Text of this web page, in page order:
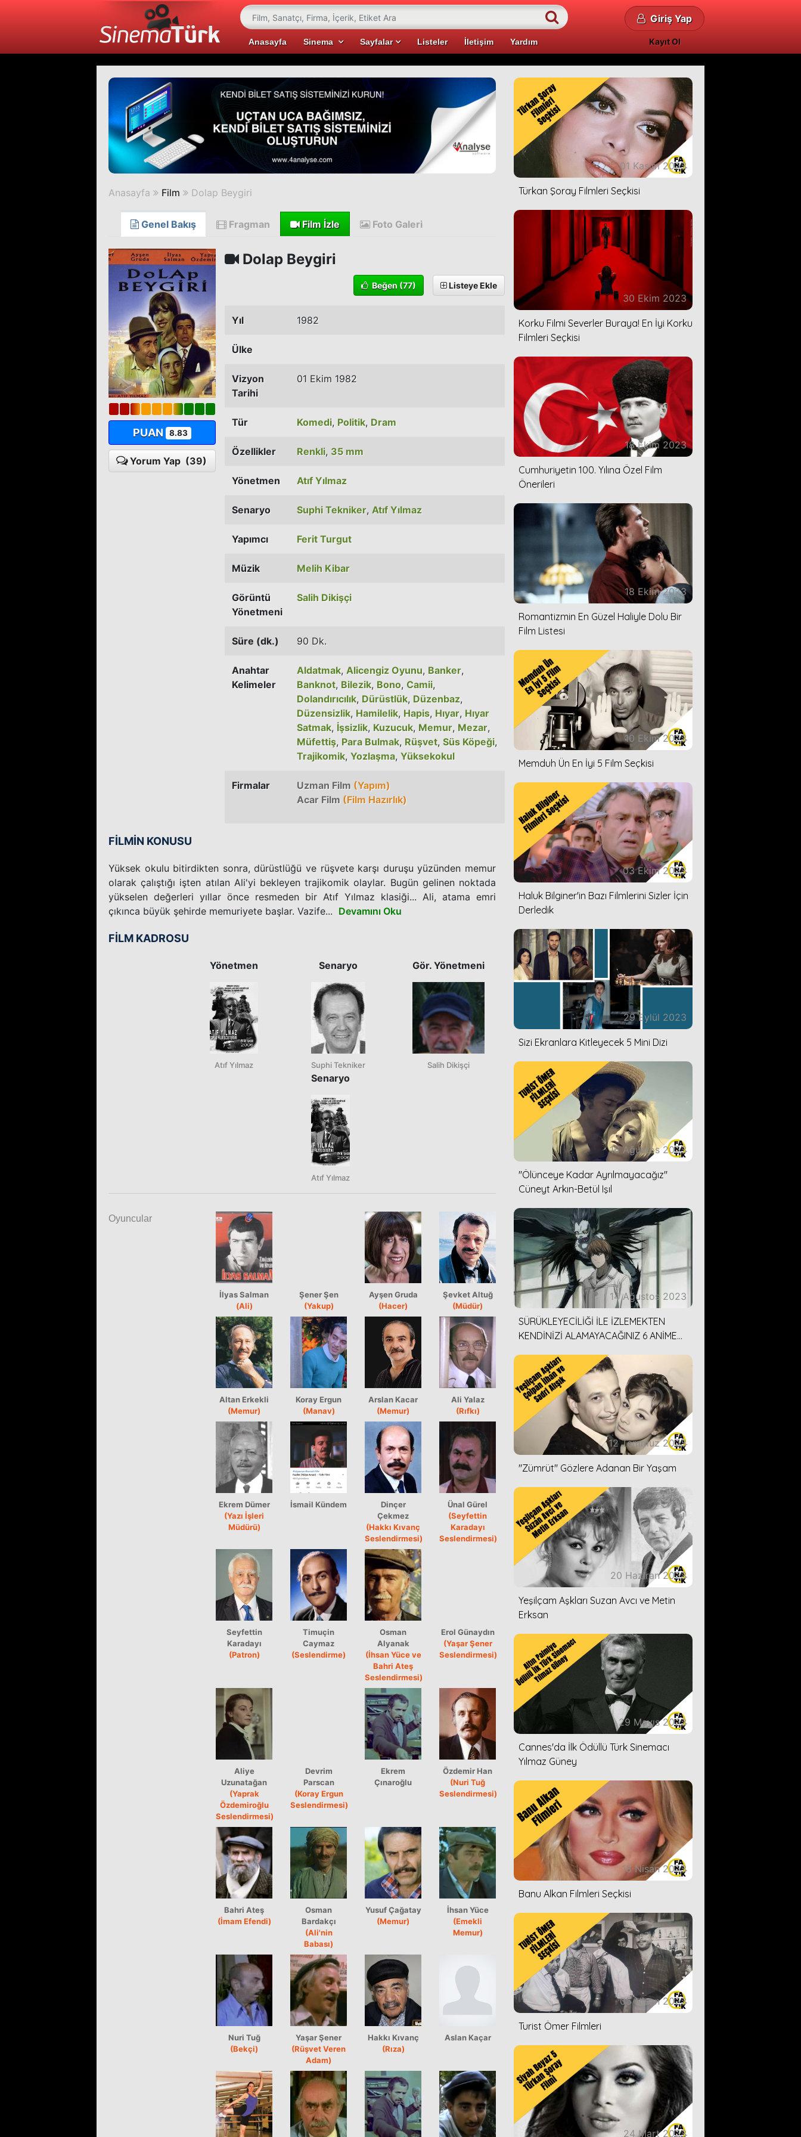
Anasayfa Sinema Sayfalar Listeler İletişim Yardım
Giriş Yap
Kayıt Ol
Anasayfa Film Dolap Beygiri
Genel Bakış Fragman Film İzle Foto Galeri
PUAN 8.83
Yorum Yap (39)
Dolap Beygiri
Beğen (77) Listeye Ekle
Yıl 1982
Ülke
Vizyon
Tarihi
01 Ekim 1982
Tür Komedi, Politik, Dram
Özellikler Renkli, 35 mm
Yönetmen Atıf Yılmaz
Senaryo Suphi Tekniker, Atıf Yılmaz
Yapımcı Ferit Turgut
Müzik Melih Kibar
Görüntü
Yönetmeni
Salih Dikişçi
Süre (dk.) 90 Dk.
Anahtar
Kelimeler
Aldatmak, Alicengiz Oyunu, Banker,
Banknot, Bilezik, Bono, Camii,
Dolandırıcılık, Dürüstlük, Düzenbaz,
Düzensizlik, Hamilelik, Hapis, Hıyar, Hıyar
Satmak, İşsizlik, Kuzucuk, Memur, Mezar,
Müfettiş, Para Bulmak, Rüşvet, Süs Köpeği,
Trajikomik, Yozlaşma, Yüksekokul
Firmalar Uzman Film (Yapım)
Acar Film (Film Hazırlık)
FİLMİN KONUSU
Yüksek okulu bitirdikten sonra, dürüstlüğü ve rüşvete karşı duruşu yüzünden memur
olarak çalıştığı işten atılan Ali'yi bekleyen trajikomik olaylar. Bugün gelinen noktada
yükselen değerleri yıllar önce resmeden bir Atıf Yılmaz klasiği... Ali, atama emri
çıkınca büyük şehirde memuriyete başlar. Vazife... Devamını Oku
FİLM KADROSU
Yönetmen
Atıf Yılmaz
Senaryo
Suphi Tekniker
Senaryo
Atıf Yılmaz
Gör. Yönetmeni
Salih Dikişçi
Oyuncular
İlyas Salman
(Ali)
Şener Şen
(Yakup)
Ayşen Gruda
(Hacer)
Şevket Altuğ
(Müdür)
Altan Erkekli
(Memur)
Koray Ergun
(Manav)
Arslan Kacar
(Memur)
Ali Yalaz
(Rıfkı)
Ekrem Dümer
(Yazı İşleri
Müdürü)
İsmail Kündem
Dinçer
Çekmez
(Hakkı Kıvanç
Seslendirmesi)
Ünal Gürel
(Seyfettin
Karadayı
Seslendirmesi)
Seyfettin
Karadayı
(Patron)
Timuçin
Caymaz
(Seslendirme)
Osman
Alyanak
(İhsan Yüce ve
Bahri Ateş
Seslendirmesi)
Erol Günaydın
(Yaşar Şener
Seslendirmesi)
Aliye
Uzunatağan
(Yaprak
Özdemiroğlu
Seslendirmesi)
Devrim
Parscan
(Koray Ergun
Seslendirmesi)
Ekrem
Çınaroğlu
Özdemir Han
(Nuri Tuğ
Seslendirmesi)
Bahri Ateş
(İmam Efendi)
Osman
Bardakçı
(Ali'nin
Babası)
Yusuf Çağatay
(Memur)
İhsan Yüce
(Emekli
Memur)
Nuri Tuğ
(Bekçi)
Yaşar Şener
(Rüşvet Veren
Adam)
Hakkı Kıvanç
(Rıza)
Aslan Kaçar
01 Kasım 2023
Türkan Şoray Filmleri Seçkisi
30 Ekim 2023
Korku Filmi Severler Buraya! En İyi Korku
Filmleri Seçkisi
18 Ekim 2023
Cumhuriyetin 100. Yılına Özel Film
Önerileri
18 Ekim 2023
Romantizmin En Güzel Haliyle Dolu Bir
Film Listesi
10 Ekim 2023
Memduh Ün En İyi 5 Film Seçkisi
03 Ekim 2023
Haluk Bilginer'in Bazı Filmlerini Sizler İçin
Derledik
29 Eylül 2023
Sizi Ekranlara Kitleyecek 5 Mini Dizi
16 Ağustos 2023
''Ölünceye Kadar Ayrılmayacağız''
Cüneyt Arkın-Betül Işıl
14 Ağustos 2023
SÜRÜKLEYECİLİĞİ İLE İZLEMEKTEN
KENDİNİZİ ALAMAYACAĞINIZ 6 ANİME
12 Temmuz 2023
''Zümrüt'' Gözlere Adanan Bir Yaşam
20 Haziran 2023
Yeşilçam Aşkları Suzan Avcı ve Metin
Erksan
29 Mayıs 2023
Cannes'da İlk Ödüllü Türk Sinemacı
Yılmaz Güney
18 Nisan 2023
Banu Alkan Filmleri Seçkisi
05 Nisan 2023
Turist Ömer Filmleri
24 Mart 2023